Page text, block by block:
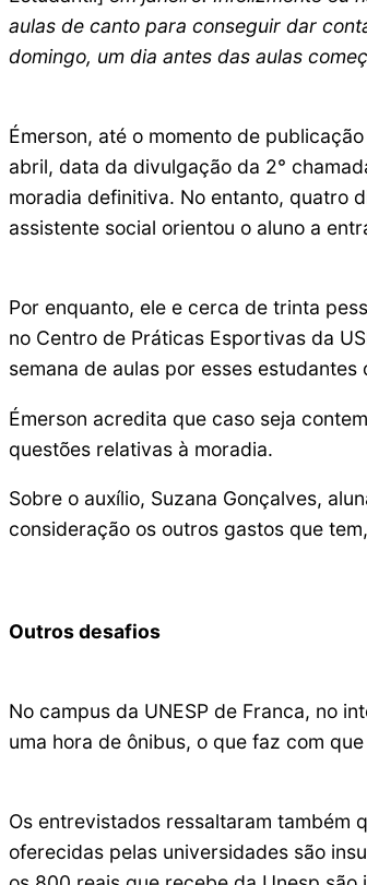
aulas de canto para conseguir dar
domingo, um dia antes das aulas
Émerson, até o momento de
abril, data da divulgação da 2°
moradia definitiva. No entanto, quatro
assistente social orientou o aluno a
Por enquanto, ele e cerca de trinta
no Centro de Práticas Esportivas da
semana de aulas por esses
Émerson acredita que caso seja
questões relativas à moradia.
Sobre o auxílio, Suzana Gonçalves,
consideração os outros gastos que
Outros desafios
No campus da UNESP de Franca, no
uma hora de ônibus, o que faz com
Os entrevistados ressaltaram também
oferecidas pelas universidades são